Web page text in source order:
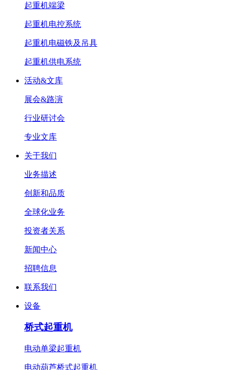
起重机端梁
起重机电控系统
起重机电磁铁及吊具
起重机供电系统
活动&文库
展会&路演
行业研讨会
专业文库
关于我们
业务描述
创新和品质
全球化业务
投资者关系
新闻中心
招聘信息
联系我们
设备
桥式起重机
电动单梁起重机
电动葫芦桥式起重机